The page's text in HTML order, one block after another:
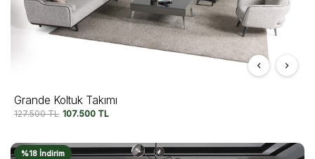
Grande Koltuk Takımı
127.500TL 107.500 TL
%18 İndirim